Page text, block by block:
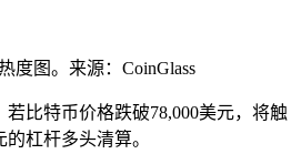
度图。来源：CoinGlass
比特币价格跌破78,000美元，将触
杠杆多头清算。